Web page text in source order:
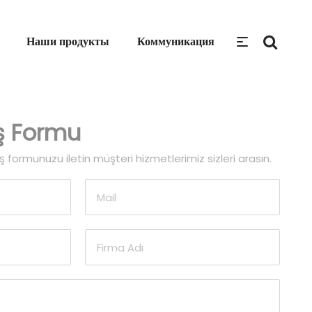
Наши продукты Коммуникация
Formu
formunuzu iletin müşteri hizmetlerimiz sizleri arasın.